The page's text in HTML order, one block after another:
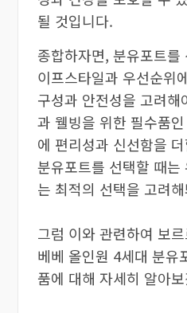
될 것입니다.
종합하자면, 분유포트
이프스타일과 우선순위
구성과 안전성을 고려
과 웰빙을 위한 필수품
에 편리성과 신선함을
분유포트를 선택할 때
는 최적의 선택을 고려
그럼 이와 관련하여 보
베베 올인원 4세대 분유
품에 대해 자세히 알아